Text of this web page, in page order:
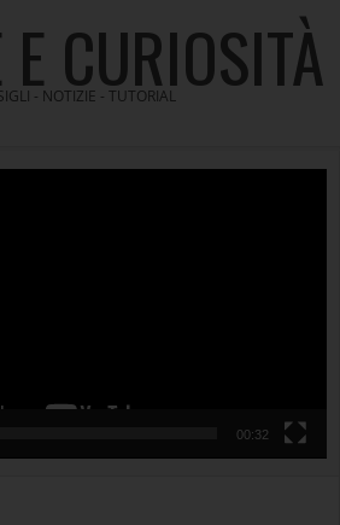
CURIOSITÀ
- NOTIZIE - TUTORIAL
00:32